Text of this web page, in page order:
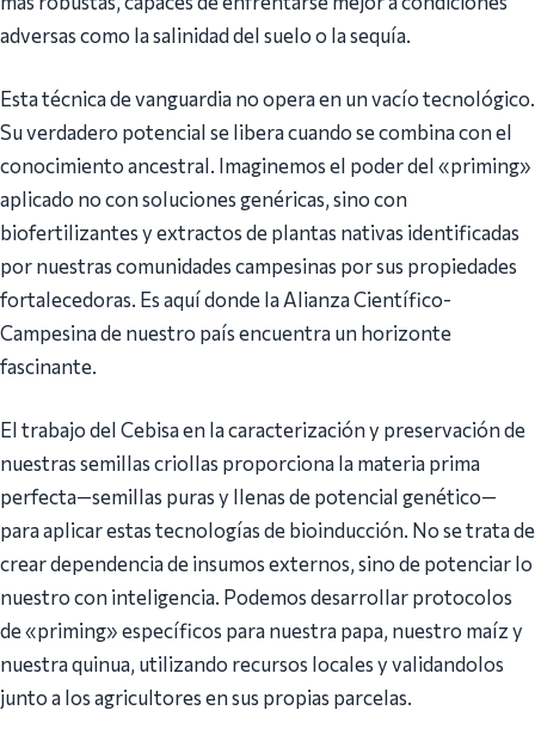
adversas como la salinidad del suelo o la sequía.
Esta técnica de vanguardia no opera en un vacío tecnológico.
Su verdadero potencial se libera cuando se combina con el
conocimiento ancestral. Imaginemos el poder del «priming»
aplicado no con soluciones genéricas, sino con
biofertilizantes y extractos de plantas nativas identificadas
por nuestras comunidades campesinas por sus propiedades
fortalecedoras. Es aquí donde la Alianza Científico-
Campesina de nuestro país encuentra un horizonte
fascinante.
El trabajo del Cebisa en la caracterización y preservación de
nuestras semillas criollas proporciona la materia prima
perfecta—semillas puras y llenas de potencial genético—
para aplicar estas tecnologías de bioinducción. No se trata de
crear dependencia de insumos externos, sino de potenciar lo
nuestro con inteligencia. Podemos desarrollar protocolos
de «priming» específicos para nuestra papa, nuestro maíz y
nuestra quinua, utilizando recursos locales y validandolos
junto a los agricultores en sus propias parcelas.